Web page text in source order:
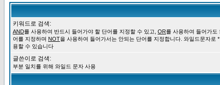
키워드로 검색:
AND를 사용하여 반드시 들어가야 할 단어를 지정할 수 있고, OR를 사용하여 들어가도
어를 지정하며 NOT을 사용하여 들어가서는 안되는 단어를 지정합니다. 와일드문자로
용할 수 있습니다
글쓴이로 검색:
부분 일치를 위해 와일드 문자 사용